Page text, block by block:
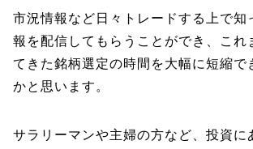
市況情報など日々トレードする上で知
報を配信してもらうことができ、これ
てきた銘柄選定の時間を大幅に短縮で
かと思います。
サラリーマンや主婦の方など、投資に